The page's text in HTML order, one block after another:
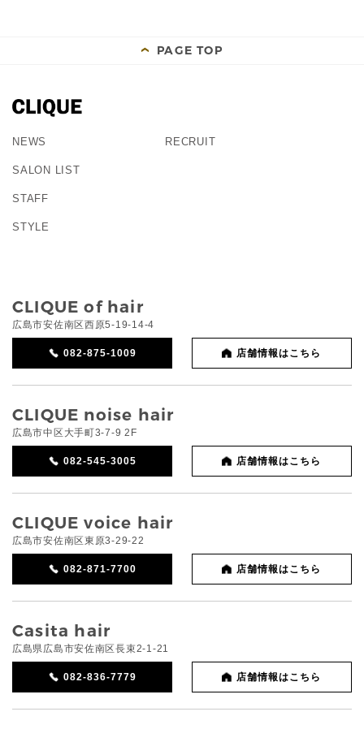
PAGE TOP
NEWS
SALON LIST
STAFF
STYLE
RECRUIT
CLIQUE of hair
広島市安佐南区西原5-19-14-4
082-875-1009 店舗情報はこちら
CLIQUE noise hair
広島市中区大手町3-7-9 2F
082-545-3005 店舗情報はこちら
CLIQUE voice hair
広島市安佐南区東原3-29-22
082-871-7700 店舗情報はこちら
Casita hair
広島県広島市安佐南区長束2-1-21
082-836-7779 店舗情報はこちら